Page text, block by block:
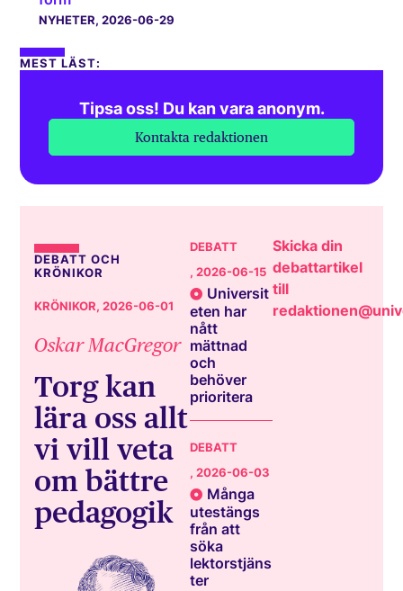
NYHETER, 2026-06-29
MEST LÄST:
Tipsa oss! Du kan vara anonym.
Kontakta redaktionen
DEBATT OCH
KRÖNIKOR
KRÖNIKOR, 2026-06-01
Oskar MacGregor
Torg kan
lära oss allt
vi vill veta
om bättre
pedagogik
DEBATT
, 2026-06-15
Universit
eten har
nått
mättnad
och
behöver
prioritera
DEBATT
, 2026-06-03
Många
utestängs
från att
söka
lektorstjäns
ter
Skicka din
debattartikel
till